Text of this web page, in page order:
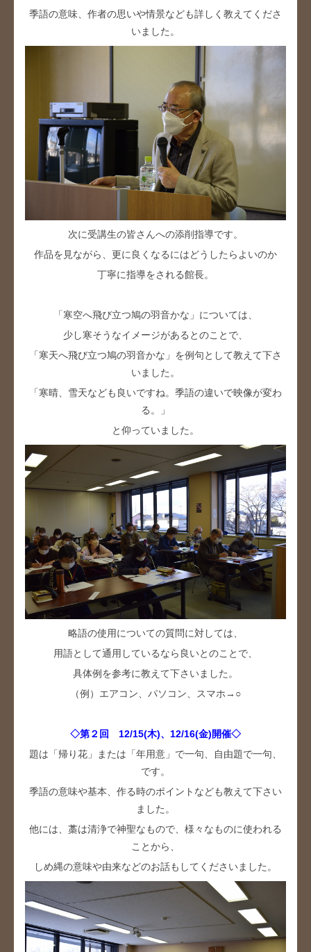
季語の意味、作者の思いや情景なども詳しく教えてくださ
いました。
次に受講生の皆さんへの添削指導です。
作品を見ながら、更に良くなるにはどうしたらよいのか
丁寧に指導をされる館長。
「寒空へ飛び立つ鳩の羽音かな」については、
少し寒そうなイメージがあるとのことで、
「寒天へ飛び立つ鳩の羽音かな」を例句として教えて下さ
いました。
「寒晴、雪天なども良いですね。季語の違いで映像が変わ
る。」
と仰っていました。
略語の使用についての質問に対しては、
用語として通用しているなら良いとのことで、
具体例を参考に教えて下さいました。
（例）エアコン、パソコン、スマホ→○
◇第２回 12/15(木)、12/16(金)開催◇
題は「帰り花」または「年用意」で一句、自由題で一句、
です。
季語の意味や基本、作る時のポイントなども教えて下さい
ました。
他には、藁は清浄で神聖なもので、様々なものに使われる
ことから、
しめ縄の意味や由来などのお話もしてくださいました。